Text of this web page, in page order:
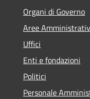
Organi di Governo
Aree
Uffici
Enti e fondazioni
Politici
Personale